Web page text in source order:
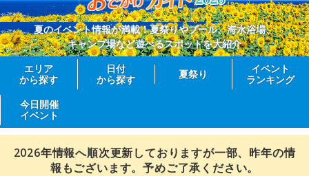
夏のイベント情報が満載！夏祭りやプール、海水浴場、
キャンプ場など遊べるスポットを大紹介
エリア
から探す
日付
から探す
夏祭り
イベント
ランキング
今日開催
イベント
2026年情報へ順次更新しておりますが一部、昨年の情
報もございます。予めご了承ください。